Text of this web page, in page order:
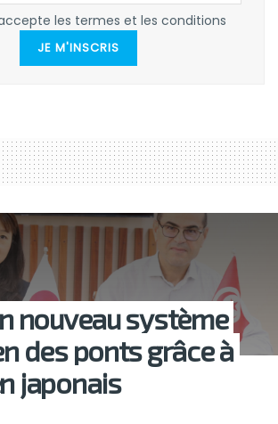
les termes et les conditions
JE M'INSCRIS
nouveau système
des ponts grâce à
japonais